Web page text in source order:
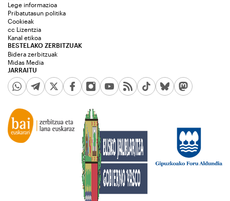
JARRAITU
Lege informazioa
Pribatutasun politika
Cookieak
cc Lizentzia
Kanal etikoa
BESTELAKO ZERBITZUAK
Bidera zerbitzuak
Midas Media